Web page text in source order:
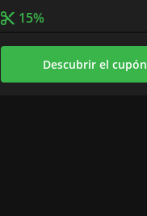
15%
Descubrir el cupón